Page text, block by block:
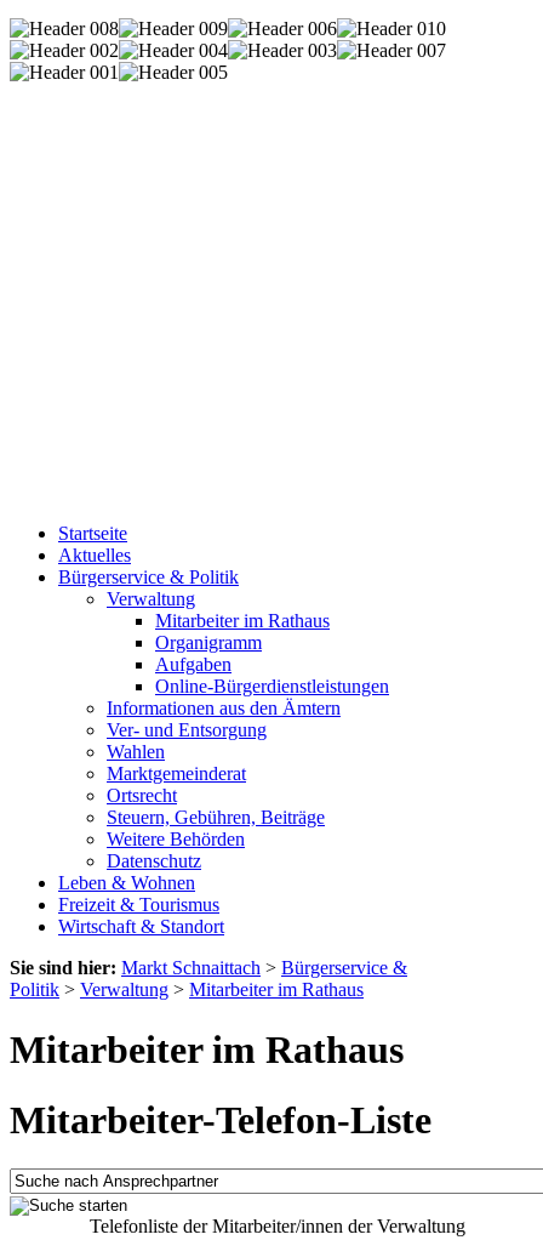
Startseite
Aktuelles
Bürgerservice & Politik
Verwaltung
Mitarbeiter im Rathaus
Organigramm
Aufgaben
Online-Bürgerdienstleistungen
Informationen aus den Ämtern
Ver- und Entsorgung
Wahlen
Marktgemeinderat
Ortsrecht
Steuern, Gebühren, Beiträge
Weitere Behörden
Datenschutz
Leben & Wohnen
Freizeit & Tourismus
Wirtschaft & Standort
Sie sind hier: Markt Schnaittach > Bürgerservice &
Politik > Verwaltung > Mitarbeiter im Rathaus
Mitarbeiter im Rathaus
Mitarbeiter-Telefon-Liste
Telefonliste der Mitarbeiter/innen der Verwaltung